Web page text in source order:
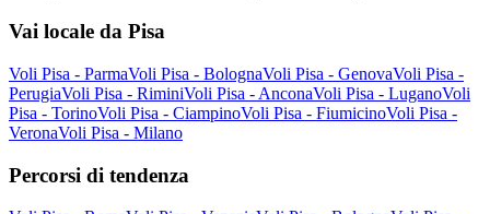
Vai locale da Pisa
Voli Pisa - ParmaVoli Pisa - BolognaVoli Pisa - GenovaVoli Pisa -
PerugiaVoli Pisa - RiminiVoli Pisa - AnconaVoli Pisa - LuganoVoli
Pisa - TorinoVoli Pisa - CiampinoVoli Pisa - FiumicinoVoli Pisa -
VeronaVoli Pisa - Milano
Percorsi di tendenza